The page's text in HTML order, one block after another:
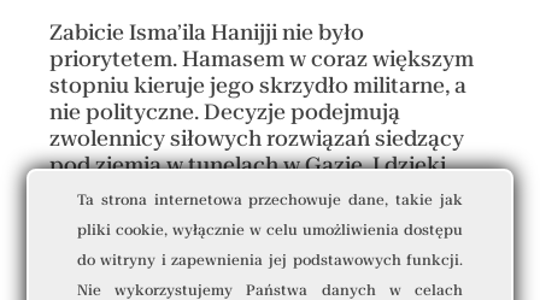
Zabicie Isma’ila Hanijji nie było
priorytetem. Hamasem w coraz większym
stopniu kieruje jego skrzydło militarne, a
nie polityczne. Decyzje podejmują
zwolennicy siłowych rozwiązań siedzący
pod ziemią w tunelach w Gazie. I dzięki
eskalacji konfliktu mają coraz więcej do
powiedzenia. W ciągu dziesięciu miesięcy
wojny Izraelowi nie udało się ich
wyeliminować.
Ta strona internetowa przechowuje dane, takie jak
pliki cookie, wyłącznie w celu umożliwienia dostępu
do witryny i zapewnienia jej podstawowych funkcji.
Nie wykorzystujemy Państwa danych w celach